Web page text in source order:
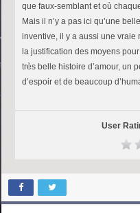
que faux-semblant et où
Mais il n’y a pas ici qu’une
inventive, il y a aussi une vraie
la justification des moyens
très belle histoire d’amour, un
d’espoir et de beaucoup
User